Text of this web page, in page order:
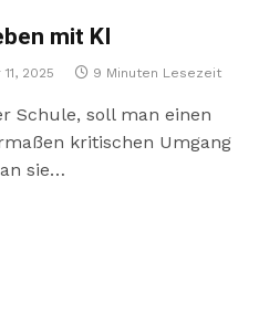
mit KI
2025 9 Minuten Lesezeit
Schule, soll man einen
kritischen Umgang
sie…